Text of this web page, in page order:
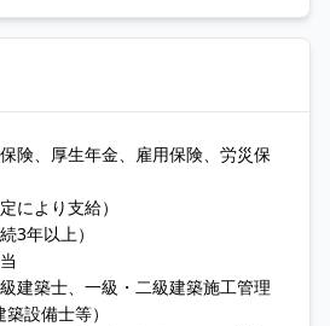
険、厚生年金、雇用保険、労災保
により支給）
3年以上）
建築士、一級・二級建築施工管理
設備士等）